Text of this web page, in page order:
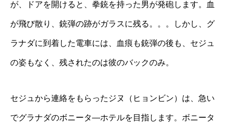
が、ドアを開けると、拳銃を持った男が発砲します。血
が飛び散り、銃弾の跡がガラスに残る。。。しかし、グ
ラナダに到着した電車には、血痕も銃弾の後も、セジュ
の姿もなく、残されたのは彼のバックのみ。
セジュから連絡をもらったジヌ（ヒョンビン）は、急い
でグラナダのボニータ―ホテルを目指します。ボニータ